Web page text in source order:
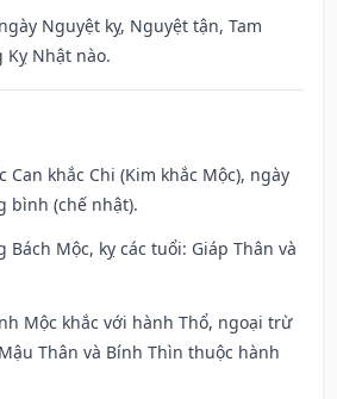
Nguyệt kỵ, Nguyệt tận, Tam
Kỵ Nhật nào.
Can khắc Chi (Kim khắc Mộc), ngày
bình (chế nhật).
Bách Mộc, kỵ các tuổi: Giáp Thân và
Mộc khắc với hành Thổ, ngoại trừ
Thân và Bính Thìn thuộc hành